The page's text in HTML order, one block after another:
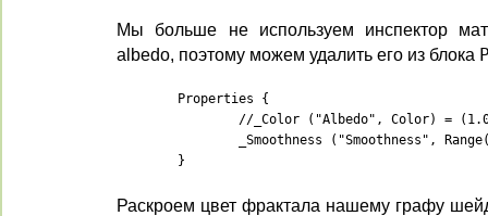
Мы больше не используем инспектор
albedo, поэтому можем удалить его из блока
	}
Раскроем цвет фрактала нашему графу